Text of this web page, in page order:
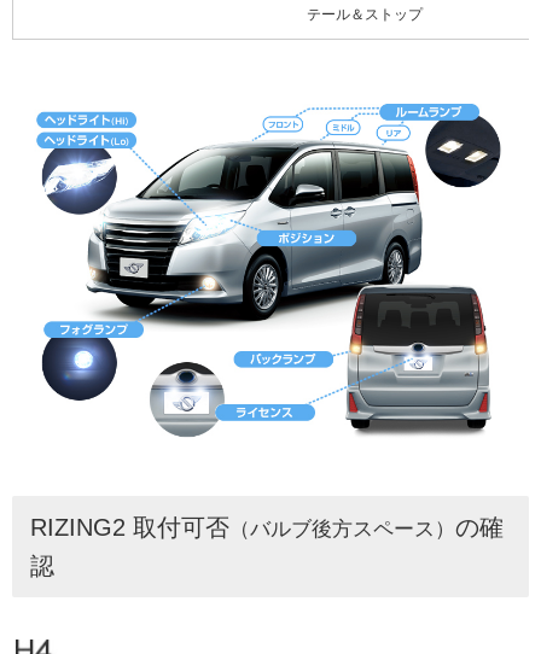
テール＆ストップ
RIZING2 取付可否 （バルブ後方スペース） の確
認